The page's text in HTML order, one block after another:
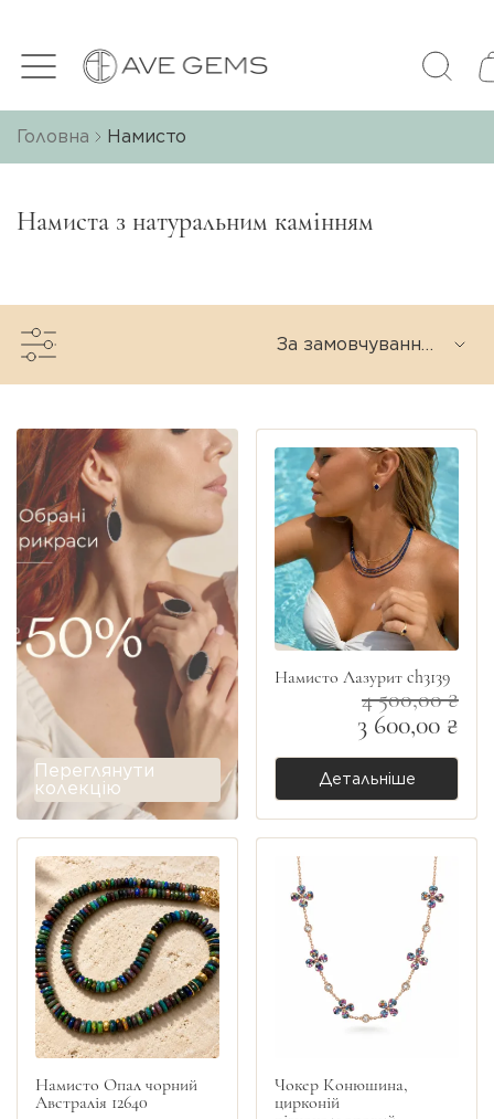
Головна Намисто
Намиста з натуральним камінням
За замовчуванням
Переглянути
колекцію
Намисто Лазурит ch3139
4 500,00 ₴
3 600,00 ₴
Детальніше
Намисто Опал чорний
Австралія 12640
Чокер Конюшина,
цирконій